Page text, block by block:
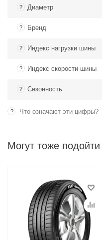
? Диаметр
? Бренд
? Индекс нагрузки шины
? Индекс скорости шины
? Сезонность
? Что означают эти цифры?
Могут тоже подойти